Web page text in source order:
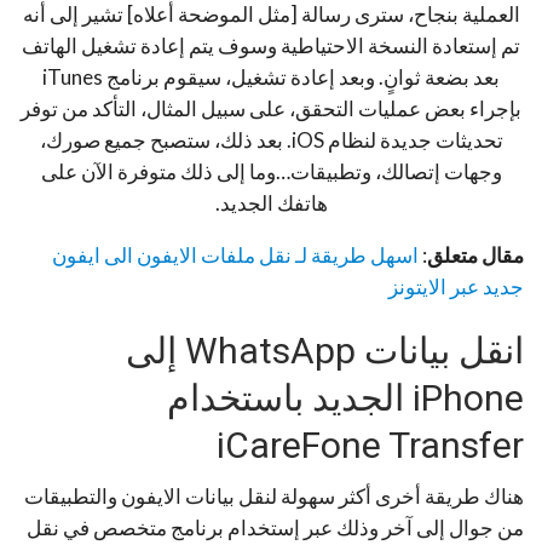
العملية بنجاح، سترى رسالة [مثل الموضحة أعلاه] تشير إلى أنه
تم إستعادة النسخة الاحتياطية وسوف يتم إعادة تشغيل الهاتف
بعد بضعة ثوانٍ. وبعد إعادة تشغيل، سيقوم برنامج iTunes
بإجراء بعض عمليات التحقق، على سبيل المثال، التأكد من توفر
تحديثات جديدة لنظام iOS. بعد ذلك، ستصبح جميع صورك،
وجهات إتصالك، وتطبيقات…وما إلى ذلك متوفرة الآن على
هاتفك الجديد.
مقال متعلق: اسهل طريقة لـ نقل ملفات الايفون الى ايفون
جديد عبر الايتونز
انقل بيانات WhatsApp إلى
iPhone الجديد باستخدام
iCareFone Transfer
هناك طريقة أخرى أكثر سهولة لنقل بيانات الايفون والتطبيقات
من جوال إلى آخر وذلك عبر إستخدام برنامج متخصص في نقل